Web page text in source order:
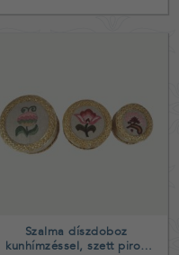
Szalma díszdoboz
kunhímzéssel, szett piros